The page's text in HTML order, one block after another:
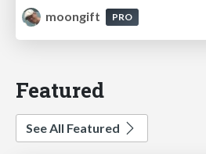
moongift
PRO
Featured
See All Featured